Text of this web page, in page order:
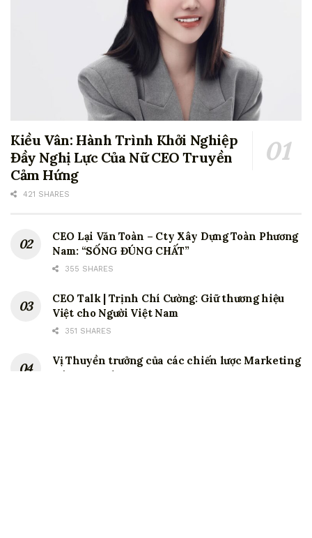
Kiều Vân: Hành Trình Khởi Nghiệp
Đầy Nghị Lực Của Nữ CEO Truyền
Cảm Hứng
421 SHARES
CEO Lại Văn Toàn – Cty Xây Dựng Toàn Phương
Nam: “SỐNG ĐÚNG CHẤT”
355 SHARES
CEO Talk | Trịnh Chí Cường: Giữ thương hiệu
Việt cho Người Việt Nam
351 SHARES
Vị Thuyền trưởng của các chiến lược Marketing
tại Coca Cola.